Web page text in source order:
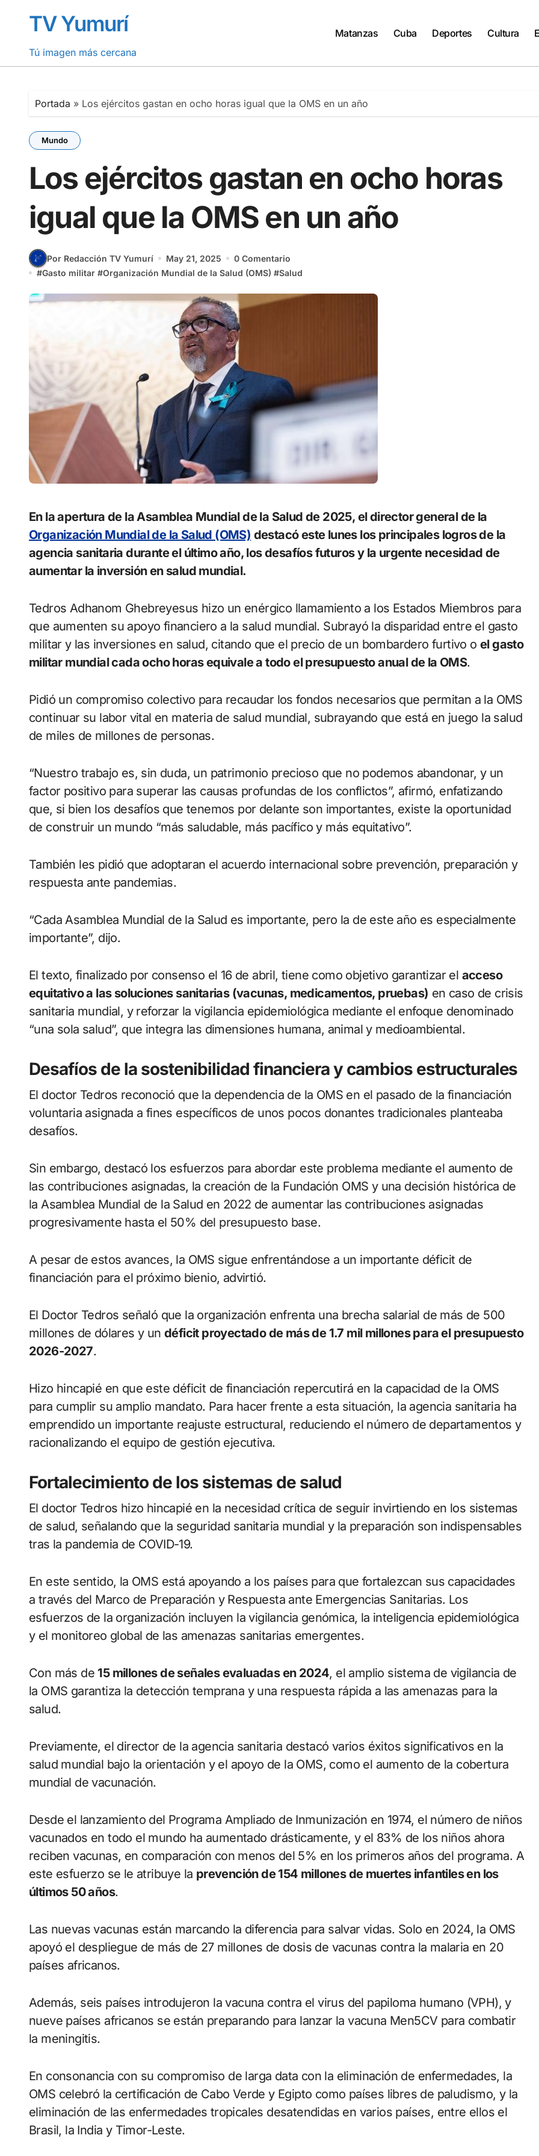
contenidoTV Yumurí
Tú imagen más cercana
Matanzas Cuba Deportes Cultura
Portada » Los ejércitos gastan en ocho horas igual que la OMS en un año
Mundo
Los ejércitos gastan en ocho horas
igual que la OMS en un año
Por Redacción TV Yumurí May 21, 2025
0 Comentario
#Gasto militar #Organización Mundial de la Salud (OMS) #Salud
En la apertura de la Asamblea Mundial de la Salud de 2025, el director general de la
Organización Mundial de la Salud (OMS) destacó este lunes los principales logros de la
agencia sanitaria durante el último año, los desafíos futuros y la urgente necesidad de
aumentar la inversión en salud mundial.
Tedros Adhanom Ghebreyesus hizo un enérgico llamamiento a los Estados Miembros para
que aumenten su apoyo financiero a la salud mundial. Subrayó la disparidad entre el gasto
militar y las inversiones en salud, citando que el precio de un bombardero furtivo oel gasto
militar mundial cada ocho horas equivale a todo el presupuesto anual de la OMS.
Pidió un compromiso colectivo para recaudar los fondos necesarios que permitan a la OMS
continuar su labor vital en materia de salud mundial, subrayando que está en juego la salud
de miles de millones de personas.
“Nuestro trabajo es, sin duda, un patrimonio precioso que no podemos abandonar, y un
factor positivo para superar las causas profundas de los conflictos”, afirmó, enfatizando
que, si bien los desafíos que tenemos por delante son importantes, existe la oportunidad
de construir un mundo “más saludable, más pacífico y más equitativo”.
También les pidió que adoptaran el acuerdo internacional sobre prevención, preparación y
respuesta ante pandemias.
“Cada Asamblea Mundial de la Salud es importante, pero la de este año es especialmente
importante”, dijo.
El texto, finalizado por consenso el 16 de abril, tiene como objetivo garantizar el acceso
equitativo a las soluciones sanitarias (vacunas, medicamentos, pruebas) en caso de crisis
sanitaria mundial, y reforzar la vigilancia epidemiológica mediante el enfoque denominado
“una sola salud”, que integra las dimensiones humana, animal y medioambiental.
Desafíos de la sostenibilidad financiera y cambios estructurales
El doctor Tedros reconoció que la dependencia de la OMS en el pasado de la financiación
voluntaria asignada a fines específicos de unos pocos donantes tradicionales planteaba
desafíos.
Sin embargo, destacó los esfuerzos para abordar este problema mediante el aumento de
las contribuciones asignadas, la creación de la Fundación OMS y una decisión histórica de
la Asamblea Mundial de la Salud en 2022 de aumentar las contribuciones asignadas
progresivamente hasta el 50% del presupuesto base.
A pesar de estos avances, la OMS sigue enfrentándose a un importante déficit de
financiación para el próximo bienio, advirtió.
El Doctor Tedros señaló que la organización enfrenta una brecha salarial de más de 500
millones de dólares y un déficit proyectado de más de 1.7 mil millones para el presupuesto
2026-2027.
Hizo hincapié en que este déficit de financiación repercutirá en la capacidad de la OMS
para cumplir su amplio mandato. Para hacer frente a esta situación, la agencia sanitaria ha
emprendido un importante reajuste estructural, reduciendo el número de departamentos y
racionalizando el equipo de gestión ejecutiva.
Fortalecimiento de los sistemas de salud
El doctor Tedros hizo hincapié en la necesidad crítica de seguir invirtiendo en los sistemas
de salud, señalando que la seguridad sanitaria mundial y la preparación son indispensables
tras la pandemia de COVID-19.
En este sentido, la OMS está apoyando a los países para que fortalezcan sus capacidades
a través del Marco de Preparación y Respuesta ante Emergencias Sanitarias. Los
esfuerzos de la organización incluyen la vigilancia genómica, la inteligencia epidemiológica
y el monitoreo global de las amenazas sanitarias emergentes.
Con más de 15 millones de señales evaluadas en 2024, el amplio sistema de vigilancia de
la OMS garantiza la detección temprana y una respuesta rápida a las amenazas para la
salud.
Previamente, el director de la agencia sanitaria destacó varios éxitos significativos en la
salud mundial bajo la orientación y el apoyo de la OMS, como el aumento de la cobertura
mundial de vacunación.
Desde el lanzamiento del Programa Ampliado de Inmunización en 1974, el número de niños
vacunados en todo el mundo ha aumentado drásticamente, y el 83% de los niños ahora
reciben vacunas, en comparación con menos del 5% en los primeros años del programa. A
este esfuerzo se le atribuye la prevención de 154 millones de muertes infantiles en los
últimos 50 años.
Las nuevas vacunas están marcando la diferencia para salvar vidas. Solo en 2024, la OMS
apoyó el despliegue de más de 27 millones de dosis de vacunas contra la malaria en 20
países africanos.
Además, seis países introdujeron la vacuna contra el virus del papiloma humano (VPH), y
nueve países africanos se están preparando para lanzar la vacuna Men5CV para combatir
la meningitis.
En consonancia con su compromiso de larga data con la eliminación de enfermedades, la
OMS celebró la certificación de Cabo Verde y Egipto como países libres de paludismo, y la
eliminación de las enfermedades tropicales desatendidas en varios países, entre ellos el
Brasil, la India y Timor-Leste.